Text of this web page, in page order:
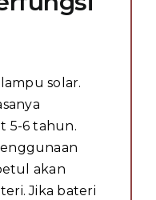
solar.
5-6 tahun.
akan
Jika bateri